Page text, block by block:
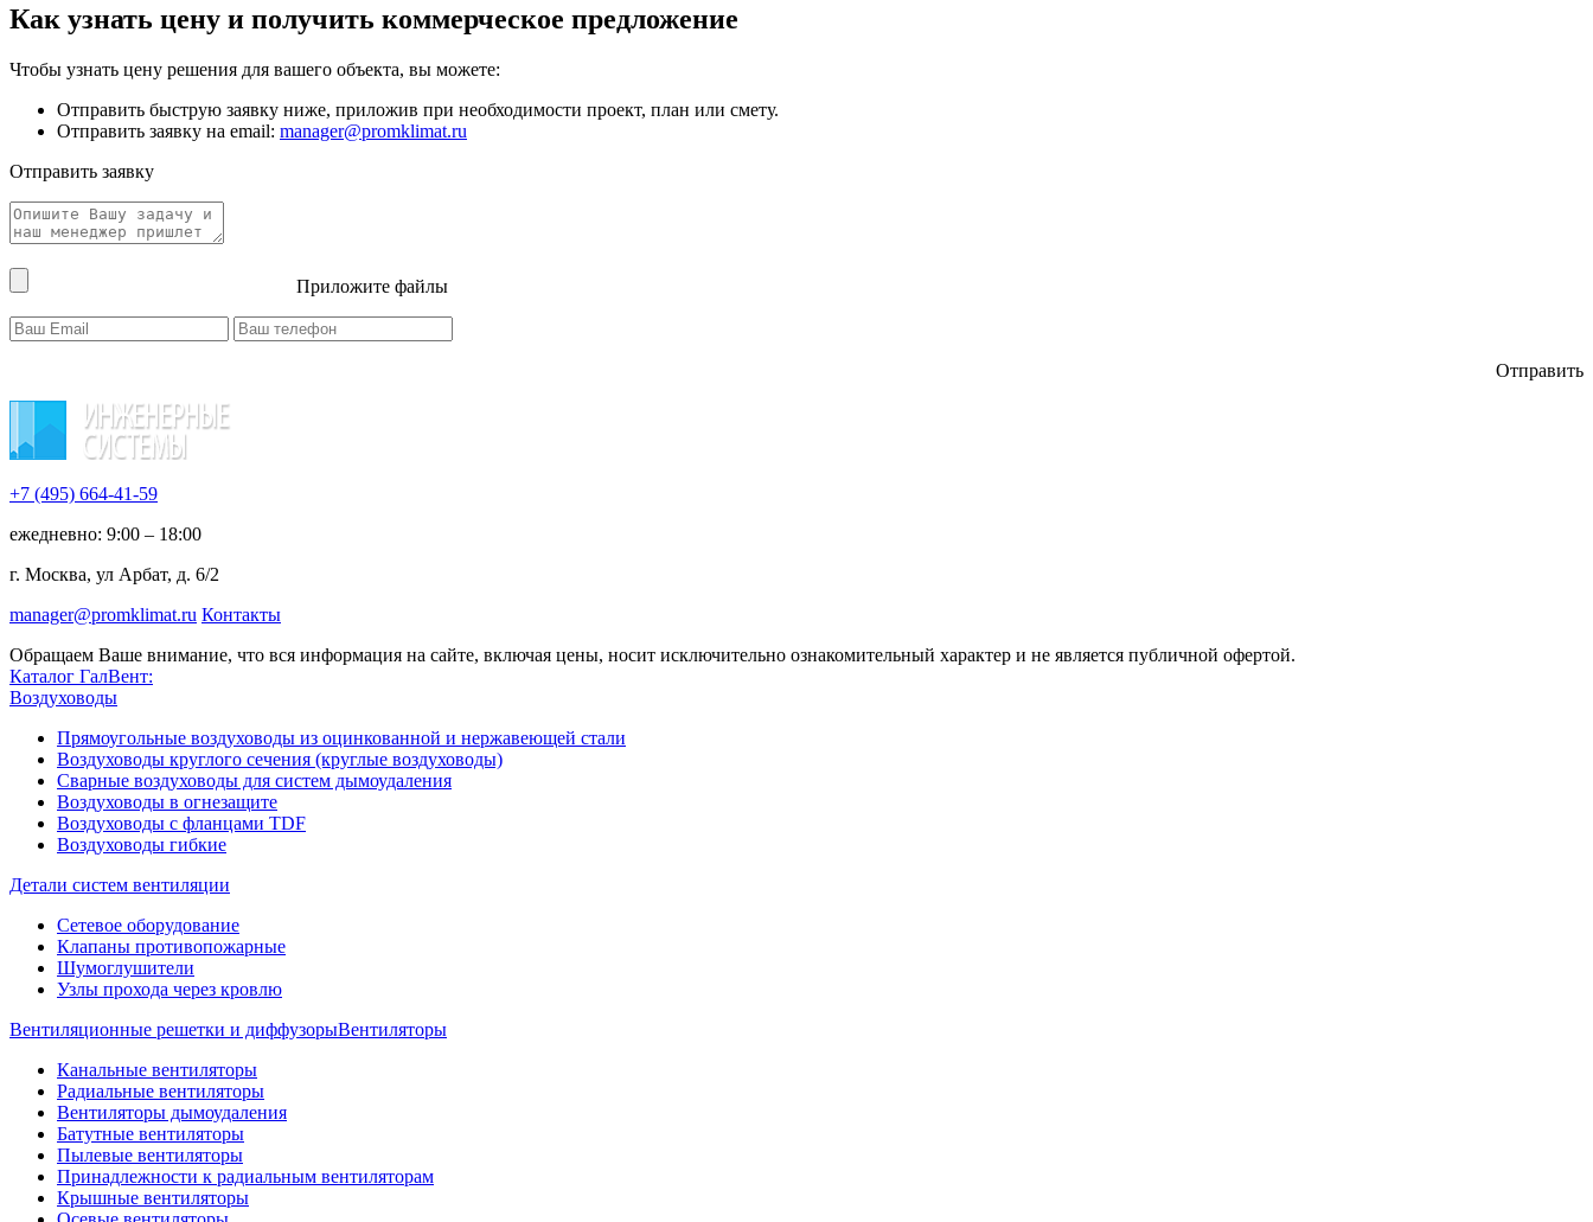
Как узнать цену и получить коммерческое предложение
Чтобы узнать цену решения для вашего объекта, вы можете:
Отправить быструю заявку ниже, приложив при необходимости проект, план или смету.
Отправить заявку на email: manager@promklimat.ru
Отправить заявку
Приложите файлы
Отправить
+7 (495) 664-41-59
ежедневно: 9:00 – 18:00
г. Москва, ул Арбат, д. 6/2
manager@promklimat.ru Контакты
Обращаем Ваше внимание, что вся информация на сайте, включая цены, носит исключительно ознакомительный характер и не является публичной офертой.
Каталог ГалВент:
Воздуховоды
Прямоугольные воздуховоды из оцинкованной и нержавеющей стали
Воздуховоды круглого сечения (круглые воздуховоды)
Сварные воздуховоды для систем дымоудаления
Воздуховоды в огнезащите
Воздуховоды с фланцами TDF
Воздуховоды гибкие
Детали систем вентиляции
Сетевое оборудование
Клапаны противопожарные
Шумоглушители
Узлы прохода через кровлю
Вентиляционные решетки и диффузорыВентиляторы
Канальные вентиляторы
Радиальные вентиляторы
Вентиляторы дымоудаления
Батутные вентиляторы
Пылевые вентиляторы
Принадлежности к радиальным вентиляторам
Крышные вентиляторы